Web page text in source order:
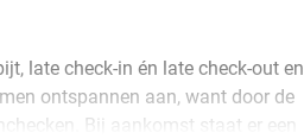
late check-in én late check-out en
ontspannen aan, want door de
Bij aankomst staat er een